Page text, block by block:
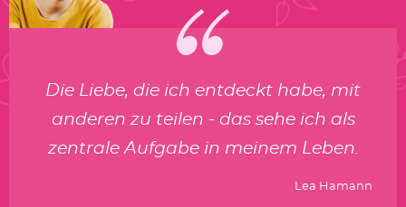
Die Liebe, die ich entdeckt habe, mit
anderen zu teilen - das sehe ich als
zentrale Aufgabe in meinem Leben.
Lea Hamann